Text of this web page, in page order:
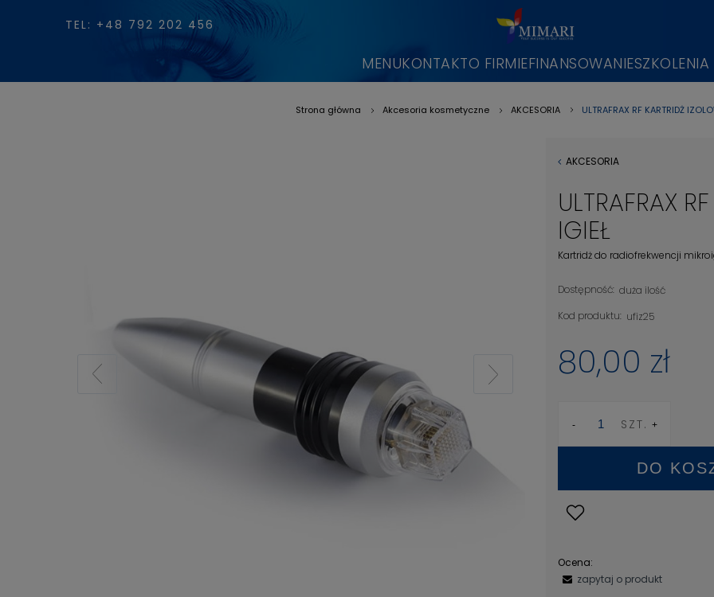
TEL: +48 792 202 456
MENUKONTAKTO FIRMIEFINANSOWANIESZKOLENIA
Strona główna Akcesoria kosmetyczne AKCESORIA ULTRAFRAX RF KARTRIDŻ
AKCESORIA
ULTRAFRAX
IGIEŁ
Kartridż do radiofrekwencji
Dostępność: duża ilość
Kod produktu: ufiz25
80,00 zł
SZT.
DO
Ocena:
zapytaj o produkt